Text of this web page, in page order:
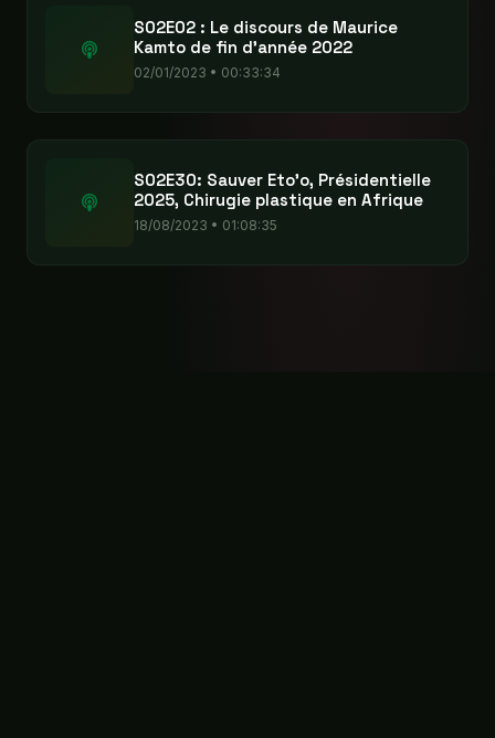
S02E02 : Le discours de Maurice
Kamto de fin d'année 2022
02/01/2023 • 00:33:34
S02E30: Sauver Eto'o, Présidentielle
2025, Chirugie plastique en Afrique
18/08/2023 • 01:08:35